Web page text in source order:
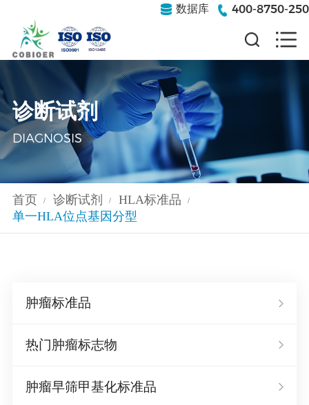
数据库 400-8750-250
诊断试剂
DIAGNOSIS
首页 / 诊断试剂 / HLA标准品 /
单一HLA位点基因分型
肿瘤标准品
热门肿瘤标志物
肿瘤早筛甲基化标准品